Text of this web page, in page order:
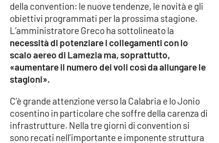
Politica
Sanità
Società
Sport
RUBRICHE
Good Morning Vietnam
della convention: le nuove tendenze, le novità e gli
obiettivi programmati per la prossima stagione.
L’amministratore Greco ha sottolineato la
necessità di potenziare i collegamenti con lo
scalo aereo di Lamezia ma, soprattutto,
«aumentare il numero dei voli così da allungare le
stagioni».
C’è grande attenzione verso la Calabria e lo Jonio
cosentino in particolare che soffre della carenza di
infrastrutture. Nella tre giorni di convention si
sono recati nell’importante e imponente struttura